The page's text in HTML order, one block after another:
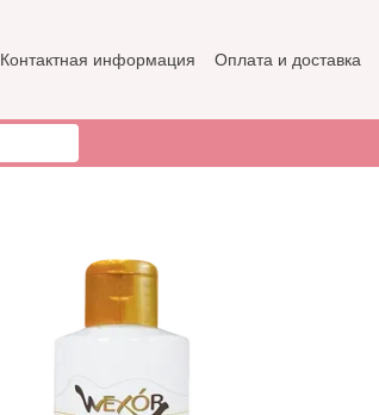
Контактная информация Оплата и доставка